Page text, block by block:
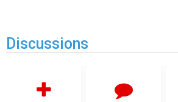
Discussions